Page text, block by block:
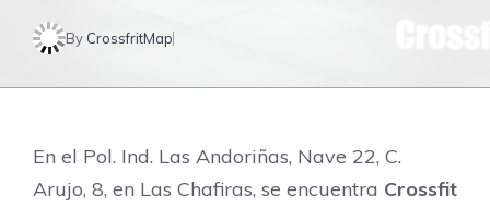
By CrossfritMap
En el Pol. Ind. Las Andoriñas, Nave 22, C.
Arujo, 8, en Las Chafiras, se encuentra Crossfit